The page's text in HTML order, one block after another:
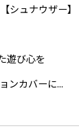
シュナウザー】
遊び心を
ンカバーに...